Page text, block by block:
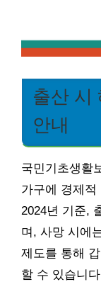
출산 시
안내
국민기초생활
가구에 경제
2024년 기준,
며, 사망 시에
제도를 통해
할 수 있습니